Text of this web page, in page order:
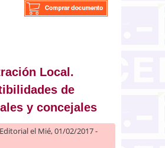
Local.
de
y concejales
Editorialel Mié, 01/02/2017 -